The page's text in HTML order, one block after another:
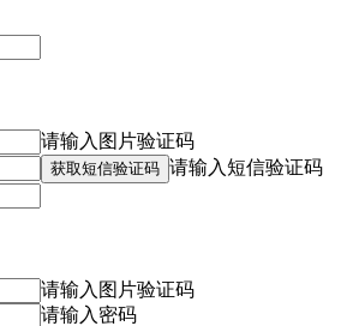
请输入图片验证码
获取短信验证码 请输入短信验证码
请输入图片验证码
请输入密码